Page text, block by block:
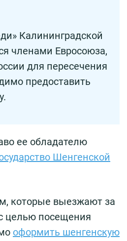
Калининградской
членами Евросоюза,
для пересечения
предоставить
ее обладателю
Шенгенской
которые выезжают за
целью посещения
оформить шенгенскую